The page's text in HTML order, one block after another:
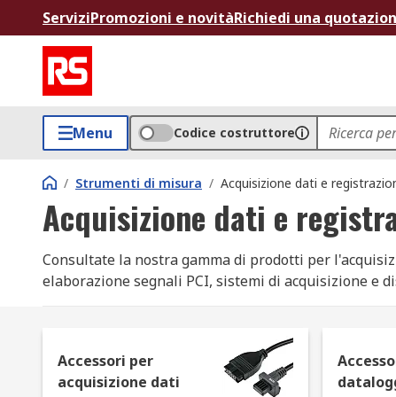
ServiziPromozioni e novitàRichiedi una
Menu Codice costruttore
/ Strumenti di misura / Acquisizione dati e
Acquisizione dati e
Consultate la nostra gamma di prodotti per
elaborazione segnali PCI, sistemi di acquisizione e
Che cos'è l'acquisizione dati?
Acquisizione dati è il termine usato per descrivere
Accessori per
acquisizione dati